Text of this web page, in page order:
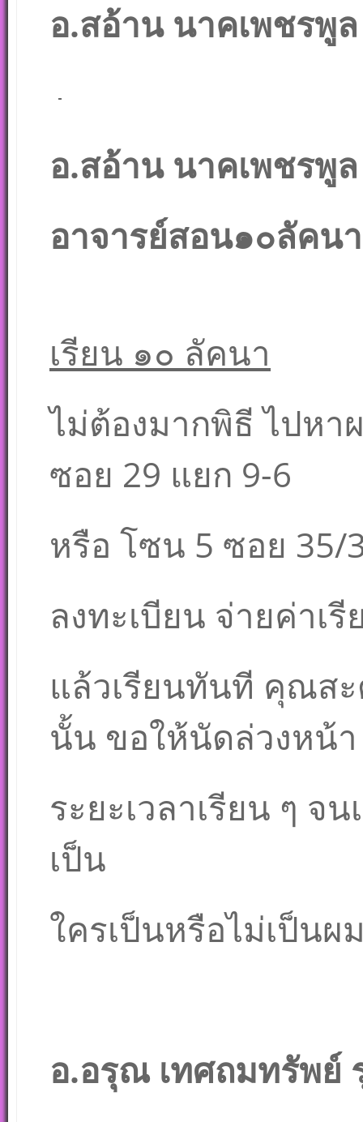
อ.สอ้าน นาคเพชรพู
อ.สอ้าน นาคเพชรพู
อาจารย์สอน๑๐ลัคน
เรียน ๑๐ ลัคนา
ไม่ต้องมากพิธี ไปหา
ซอย 29 แยก 9-6
หรือ โซน 5 ซอย 35/
ลงทะเบียน จ่ายค่าเรี
แล้วเรียนทันที คุณสะ
นั้น ขอให้นัดล่วงหน้
ระยะเวลาเรียน ๆ จ
เป็น
ใครเป็นหรือไม่เป็น
อ.อรุณ เทศถมทรัพย์